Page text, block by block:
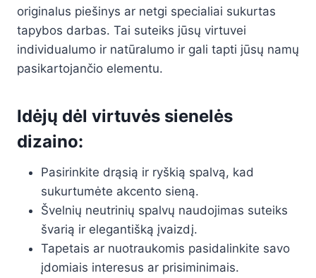
originalus piešinys ar netgi specialiai sukurtas
tapybos darbas. Tai suteiks jūsų virtuvei
individualumo ir natūralumo ir gali tapti jūsų namų
pasikartojančio elementu.
Idėjų dėl virtuvės sienelės
dizaino:
Pasirinkite drąsią ir ryškią spalvą, kad
sukurtumėte akcento sieną.
Švelnių neutrinių spalvų naudojimas suteiks
švarią ir elegantišką įvaizdį.
Tapetais ar nuotraukomis pasidalinkite savo
įdomiais interesus ar prisiminimais.